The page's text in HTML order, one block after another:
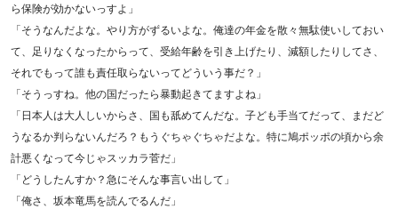
ら保険が効かないっすよ」
「そうなんだよな。やり方がずるいよな。俺達の年金を散々無駄使いしておい
て、足りなくなったからって、受給年齢を引き上げたり、減額したりしてさ、
それでもって誰も責任取らないってどういう事だ？」
「そうっすね。他の国だったら暴動起きてますよね」
「日本人は大人しいからさ、国も舐めてんだな。子ども手当てだって、まだど
うなるか判らないんだろ？もうぐちゃぐちゃだよな。特に鳩ポッポの頃から余
計悪くなって今じゃスッカラ菅だ」
「どうしたんすか？急にそんな事言い出して」
「俺さ、坂本竜馬を読んでるんだ」